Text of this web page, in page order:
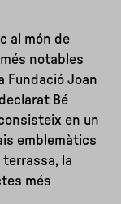
al món de
notables
Fundació Joan
Bé
en un
emblemàtics
terrassa, la
més